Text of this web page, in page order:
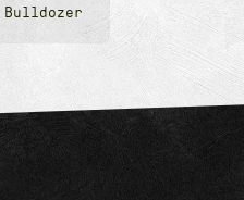
Bulldozer